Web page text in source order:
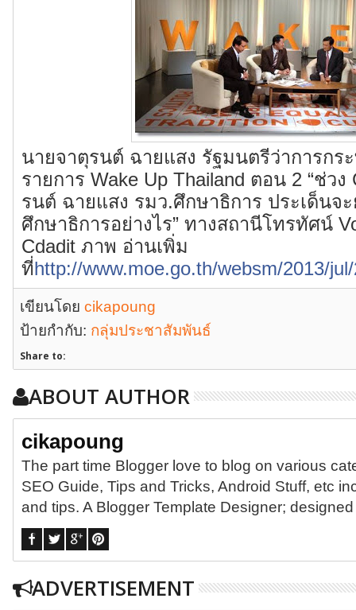
นายจาตุรนต์ ฉายแสง รัฐมนตรีว่าการกร
รายการ Wake Up Thailand ตอน 2 “ช่ว
รนต์ ฉายแสง รมว.ศึกษาธิการ ประเด็นจะ
ศึกษาธิการอย่างไร” ทางสถานีโทรทัศน์
Cdadit ภาพ อ่านเพิ่ม
ที่http://www.moe.go.th/websm/2013/
เขียนโดย cikapoung
ป้ายกำกับ: กลุ่มประชาสัมพันธ์
Share to:
ABOUT AUTHOR
cikapoung
The part time Blogger love to blog on various
SEO Guide, Tips and Tricks, Android Stuff, etc
and tips. A Blogger Template Designer;
ADVERTISEMENT